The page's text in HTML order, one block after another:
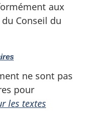
aux
Conseil du
ne sont pas
pour
les textes